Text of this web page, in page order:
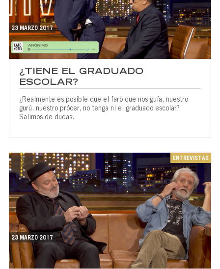
23 MARZO 2017
¿TIENE EL GRADUADO
ESCOLAR?
¿Realmente es posible que el faro que nos guía, nuestro
gurú, nuestro prócer, no tenga ni el graduado escolar?
Salimos de dudas.
23 MARZO 2017
ENTREVISTAS